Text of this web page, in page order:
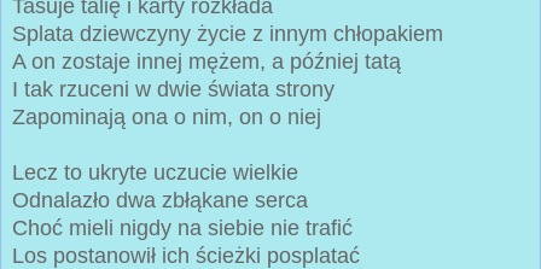
Tasuje talię i karty rozkłada
Splata dziewczyny życie z innym chłopakiem
A on zostaje innej mężem, a później tatą
I tak rzuceni w dwie świata strony
Zapominają ona o nim, on o niej
Lecz to ukryte uczucie wielkie
Odnalazło dwa zbłąkane serca
Choć mieli nigdy na siebie nie trafić
Los postanowił ich ścieżki posplatać